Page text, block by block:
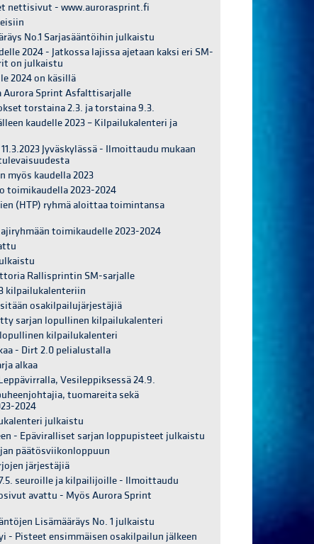
nettisivut - www.aurorasprint.fi
No.1 Sarjasääntöihin julkaistu
2024 - Jatkossa lajissa ajetaan kaksi eri SM-
on julkaistu
2024 on käsillä
Sprint Asfalttisarjalle
torstaina 2.3. ja torstaina 9.3.
kaudelle 2023 – Kilpailukalenteri ja
Jyväskylässä - Ilmoittaudu mukaan
myös kaudella 2023
toimikaudella 2023-2024
(HTP) ryhmä aloittaa toimintansa
toimikaudelle 2023-2024
Rallisprintin SM-sarjalle
kilpailukalenteriin
osakilpailujärjestäjiä
sarjan lopullinen kilpailukalenteri
kilpailukalenteri
- Dirt 2.0 pelialustalla
alkaa
Vesileppiksessä 24.9.
tuomareita sekä
2024
julkaistu
- Epäviralliset sarjan loppupisteet julkaistu
päätösviikonloppuun
järjestäjiä
seuroille ja kilpailijoille - Ilmoittaudu
avattu - Myös Aurora Sprint
Lisämääräys No. 1 julkaistu
- Pisteet ensimmäisen osakilpailun jälkeen